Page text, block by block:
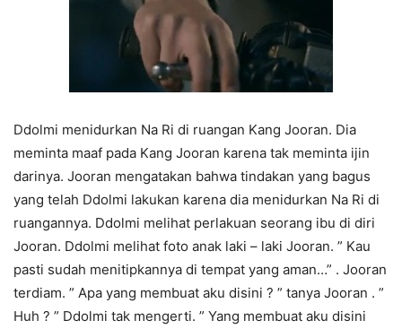
Ddolmi menidurkan Na Ri di ruangan Kang Jooran. Dia
meminta maaf pada Kang Jooran karena tak meminta ijin
darinya. Jooran mengatakan bahwa tindakan yang bagus
yang telah Ddolmi lakukan karena dia menidurkan Na Ri di
ruangannya. Ddolmi melihat perlakuan seorang ibu di diri
Jooran. Ddolmi melihat foto anak laki – laki Jooran. ” Kau
pasti sudah menitipkannya di tempat yang aman…” . Jooran
terdiam. ” Apa yang membuat aku disini ? ” tanya Jooran . ”
Huh ? ” Ddolmi tak mengerti. ” Yang membuat aku disini